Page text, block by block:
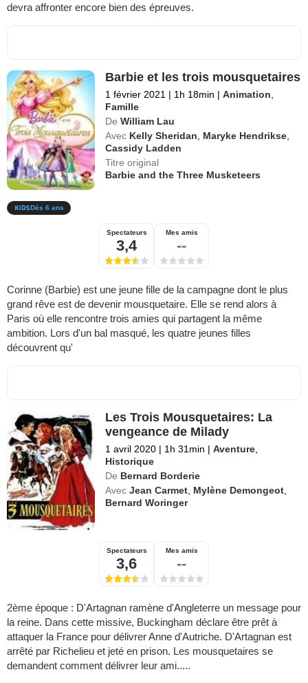
devra affronter encore bien des épreuves.
Barbie et les trois mousquetaires
1 février 2021 | 1h 18min | Animation
Famille
De William Lau
Avec Kelly Sheridan Maryke Hendrikse
Cassidy Ladden
Titre original
Barbie and the Three Musketeers
Dès 6 ans
Spectateurs
3,4
Mes amis
--
Corinne (Barbie) est une jeune fille de la campagne dont le plus
grand rêve est de devenir mousquetaire. Elle se rend alors à
Paris où elle rencontre trois amies qui partagent la même
ambition. Lors d'un bal masqué, les quatre jeunes filles
découvrent qu'
Les Trois Mousquetaires: La
vengeance de Milady
1 avril 2020 | 1h 31min | Aventure
Historique
De Bernard Borderie
Avec Jean Carmet Mylène Demongeot
Bernard Woringer
Spectateurs
3,6
Mes amis
--
2ème époque : D'Artagnan ramène d'Angleterre un message pour
la reine. Dans cette missive, Buckingham déclare être prêt à
attaquer la France pour délivrer Anne d'Autriche. D'Artagnan est
arrêté par Richelieu et jeté en prison. Les mousquetaires se
demandent comment délivrer leur ami.....